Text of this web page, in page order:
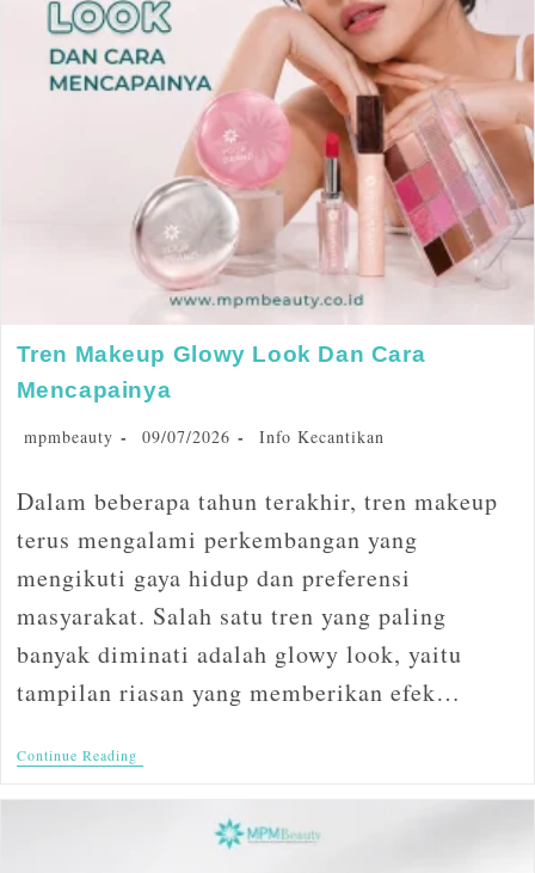
Tren Makeup Glowy Look Dan Cara
Mencapainya
mpmbeauty 09/07/2026 Info Kecantikan
Dalam beberapa tahun terakhir, tren makeup
terus mengalami perkembangan yang
mengikuti gaya hidup dan preferensi
masyarakat. Salah satu tren yang paling
banyak diminati adalah glowy look, yaitu
tampilan riasan yang memberikan efek…
Continue Reading